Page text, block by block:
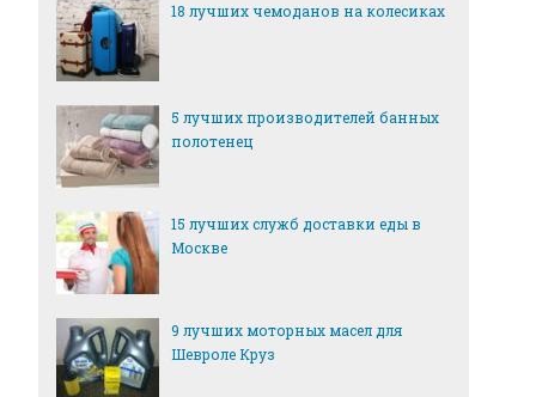
18 лучших чемоданов на колесиках
5 лучших производителей банных
полотенец
15 лучших служб доставки еды в
Москве
9 лучших моторных масел для
Шевроле Круз